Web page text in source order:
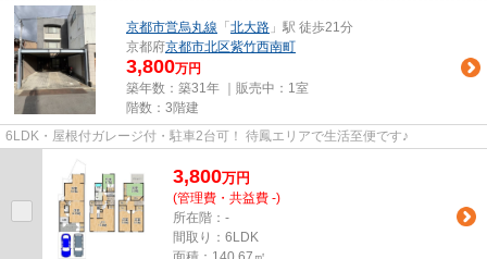
京都市営烏丸線 「 北大路 」駅 徒歩21分
京都府京都市北区紫竹西南町
3,800万円
築年数：築31年 ｜販売中： 1室
階数：3階建
6LDK・屋根付ガレージ付・駐車2台可！ 待鳳エリアで生活至便です♪
3,800万円
(管理費・共益費 -)
所在階：-
間取り：6LDK